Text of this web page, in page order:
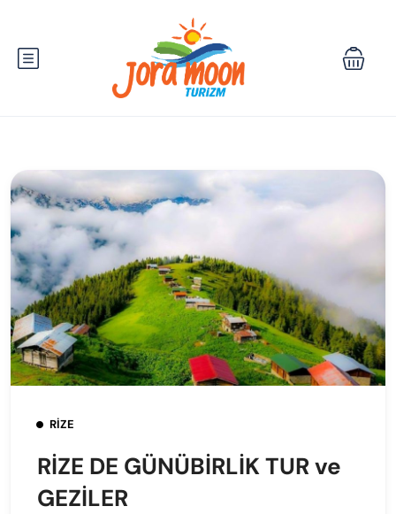
RIZE
RİZE DE GÜNÜBİRLİK TUR ve
GEZİLER